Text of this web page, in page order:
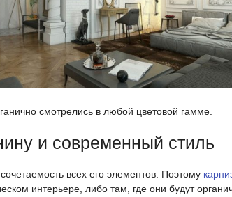
смотрелись в любой цветовой гамме.
и современный стиль
всех его элементов. Поэтому
интерьере, либо там, где они будут